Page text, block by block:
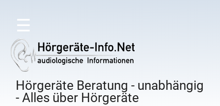
☰
Hörgeräte Beratung - unabhängig
- Alles über Hörgeräte